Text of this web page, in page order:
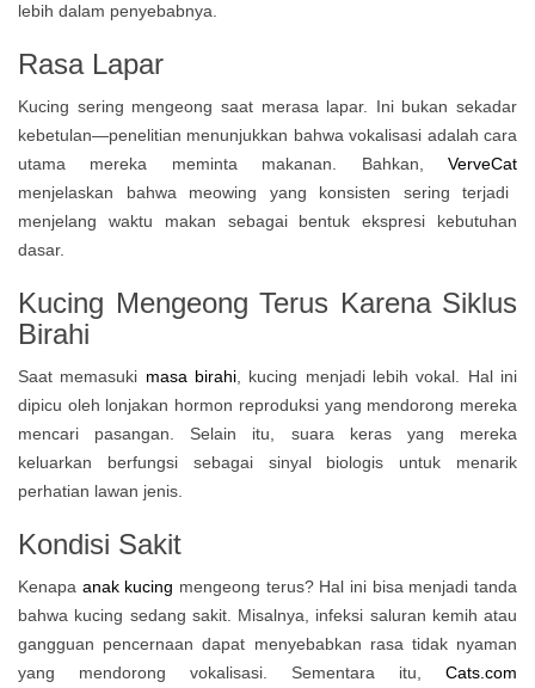
lebih dalam penyebabnya.
Rasa Lapar
Kucing sering mengeong saat merasa lapar. Ini bukan sekadar
kebetulan—penelitian menunjukkan bahwa vokalisasi adalah cara
utama mereka meminta makanan. Bahkan,
VerveCat
menjelaskan bahwa meowing yang konsisten sering terjadi
menjelang waktu makan sebagai bentuk ekspresi kebutuhan
dasar.
Kucing Mengeong Terus Karena Siklus
Birahi
Saat memasuki masa birahi , kucing menjadi lebih vokal. Hal ini
dipicu oleh lonjakan hormon reproduksi yang mendorong mereka
mencari pasangan. Selain itu, suara keras yang mereka
keluarkan berfungsi sebagai sinyal biologis untuk menarik
perhatian lawan jenis.
Kondisi Sakit
Kenapa anak kucing mengeong terus? Hal ini bisa menjadi tanda
bahwa kucing sedang sakit. Misalnya, infeksi saluran kemih atau
gangguan pencernaan dapat menyebabkan rasa tidak nyaman
yang mendorong vokalisasi. Sementara itu,
Cats.com